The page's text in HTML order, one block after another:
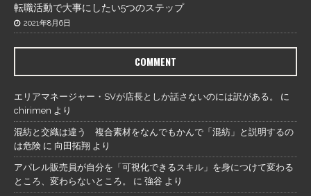
転職活動で大事にしたい5つのステップ
2021年8月6日
COMMENT
エリアマネージャー・SVが店長としか話さないのには訳がある。
に
chirimen より
混紡と交織は違う 複合素材をなんでもかんで「混紡」と説明するの
は危険 に 向田拓翔 より
アパレル販売員が自分を「可視化できるスキル」を身につけて変わる
ところ、変わらないところ。
に 強谷 より